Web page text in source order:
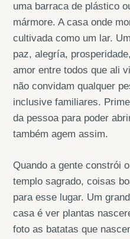
uma barraca de plástico
mármore. A casa onde
cultivada como um lar.
paz, alegría,
amor entre todos que ali
não convidam qualquer
inclusive familiares.
da pessoa para poder
também agem assim.
Quando a gente constrói
templo sagrado, coisas
para esse lugar. Um
casa é ver plantas
foto as batatas que